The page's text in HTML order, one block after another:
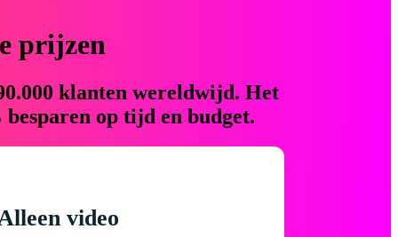
prijzen
klanten wereldwijd. Het
op tijd en budget.
video